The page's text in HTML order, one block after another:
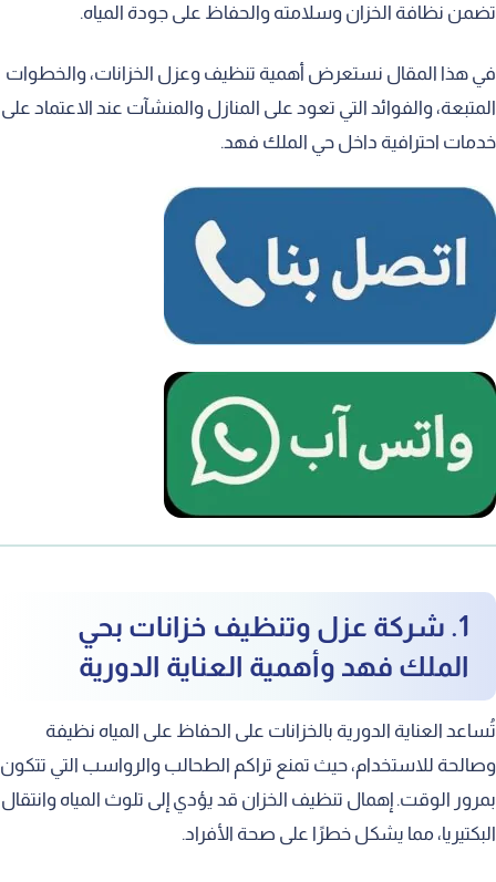
تضمن نظافة الخزان وسلامته والحفاظ على جودة المياه.
في هذا المقال نستعرض أهمية تنظيف وعزل الخزانات، والخطوات
المتبعة، والفوائد التي تعود على المنازل والمنشآت عند الاعتماد على
خدمات احترافية داخل حي الملك فهد.
1. شركة عزل وتنظيف خزانات بحي
الملك فهد وأهمية العناية الدورية
تُساعد العناية الدورية بالخزانات على الحفاظ على المياه نظيفة
وصالحة للاستخدام، حيث تمنع تراكم الطحالب والرواسب التي تتكون
بمرور الوقت. إهمال تنظيف الخزان قد يؤدي إلى تلوث المياه وانتقال
البكتيريا، مما يشكل خطرًا على صحة الأفراد.